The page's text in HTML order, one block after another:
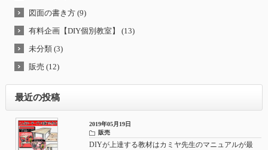
図面の書き方 (9)
有料企画【DIY個別教室】 (13)
未分類 (3)
販売 (12)
最近の投稿
2019年05月19日
販売
DIYが上達する教材はカミヤ先生のマニュアルが最